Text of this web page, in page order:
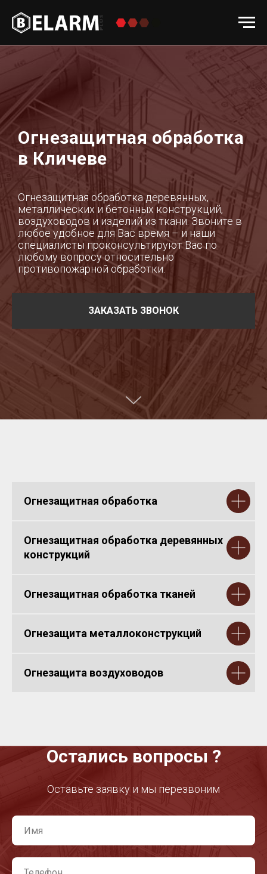
Огнезащитная обработка
в Кличеве
Огнезащитная обработка деревянных,
металлических и бетонных конструкций,
воздуховодов и изделий из ткани. Звоните в
любое удобное для Вас время – и наши
специалисты проконсультируют Вас по
любому вопросу относительно
противопожарной обработки.
ЗАКАЗАТЬ ЗВОНОК
Огнезащитная обработка
Огнезащитная обработка деревянных
конструкций
Огнезащитная обработка тканей
Огнезащита металлоконструкций
Огнезащита воздуховодов
Остались вопросы ?
Оставьте заявку и мы перезвоним